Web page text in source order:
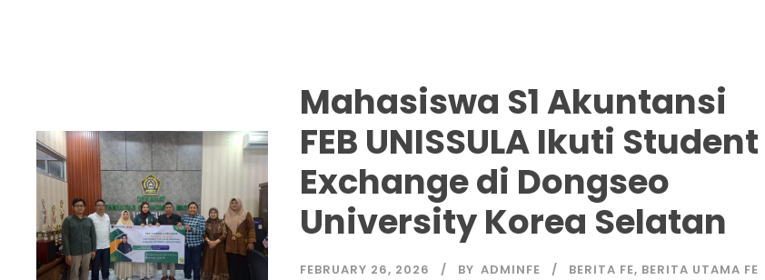
Mahasiswa S1 Akuntansi
FEB UNISSULA Ikuti Student
Exchange di Dongseo
University Korea Selatan
FEBRUARY 26, 2026 BY ADMINFE BERITA FE, BERITA UTAMA FE